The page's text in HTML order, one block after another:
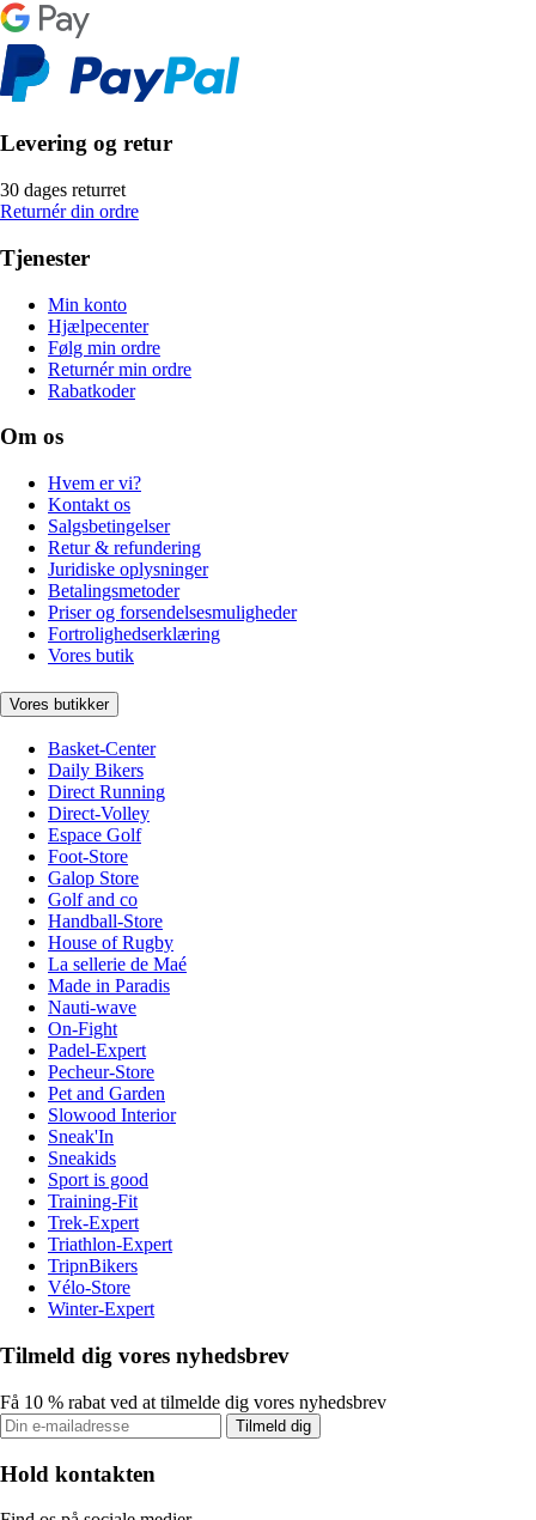
Levering og retur
30 dages returret
Returnér din ordre
Tjenester
Min konto
Hjælpecenter
Følg min ordre
Returnér min ordre
Rabatkoder
Om os
Hvem er vi?
Kontakt os
Salgsbetingelser
Retur & refundering
Juridiske oplysninger
Betalingsmetoder
Priser og forsendelsesmuligheder
Fortrolighedserklæring
Vores butik
Vores butikker
Basket-Center
Daily Bikers
Direct Running
Direct-Volley
Espace Golf
Foot-Store
Galop Store
Golf and co
Handball-Store
House of Rugby
La sellerie de Maé
Made in Paradis
Nauti-wave
On-Fight
Padel-Expert
Pecheur-Store
Pet and Garden
Slowood Interior
Sneak'In
Sneakids
Sport is good
Training-Fit
Trek-Expert
Triathlon-Expert
TripnBikers
Vélo-Store
Winter-Expert
Tilmeld dig vores nyhedsbrev
Få 10 % rabat ved at tilmelde dig vores nyhedsbrev
Tilmeld dig
Hold kontakten